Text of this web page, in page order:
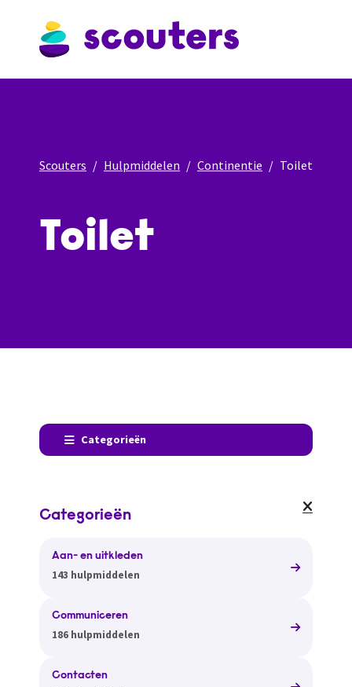
Scouters Hulpmiddelen Continentie Toilet
Toilet
Categorieën
Categorieën
Aan- en uitkleden
143 hulpmiddelen
Communiceren
186 hulpmiddelen
Contacten